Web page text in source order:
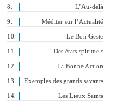
L’Au-delà
Méditer sur l’Actualité
Le Bon Geste
Des états spirituels
La Bonne Action
Exemples des grands savants
Les Lieux Saints